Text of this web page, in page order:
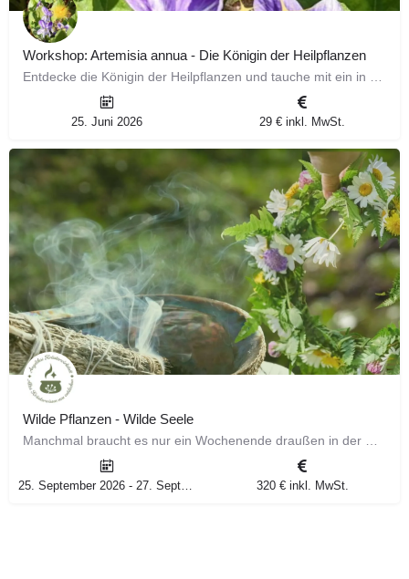
Workshop: Artemisia annua - Die Königin der Heilpflanzen
Entdecke die Königin der Heilpflanzen und tauche mit ein in die faszinierende Welt der Artemisia annua. In…
25. Juni 2026 29 € inkl. MwSt.
Wilde Pflanzen - Wilde Seele
Manchmal braucht es nur ein Wochenende draußen in der Natur, um wieder Boden unter den Füßen zu spüren. Du…
25. September 2026 - 27. September 2026 320 € inkl. MwSt.